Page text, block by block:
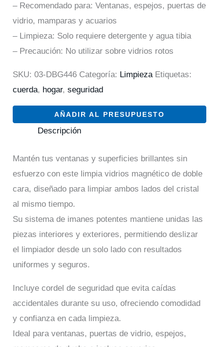
– Recomendado para: Ventanas, espejos, puertas de
vidrio, mamparas y acuarios
– Limpieza: Solo requiere detergente y agua tibia
– Precaución: No utilizar sobre vidrios rotos
SKU:03-DBG446 Categoría: Limpieza Etiquetas:
cuerda, hogar,seguridad
AÑADIR AL PRESUPUESTO
Descripción
Mantén tus ventanas y superficies brillantes sin
esfuerzo con este limpia vidrios magnético de doble
cara, diseñado para limpiar ambos lados del cristal
al mismo tiempo.
Su sistema de imanes potentes mantiene unidas las
piezas interiores y exteriores, permitiendo deslizar
el limpiador desde un solo lado con resultados
uniformes y seguros.
Incluye cordel de seguridad que evita caídas
accidentales durante su uso, ofreciendo comodidad
y confianza en cada limpieza.
Ideal para ventanas, puertas de vidrio, espejos,